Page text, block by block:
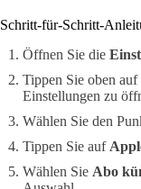
Schritt-für-Schritt-
Öffnen Sie die
Tippen Sie oben
Einstellungen zu
Wählen Sie den
Tippen Sie auf
Wählen Sie Abo